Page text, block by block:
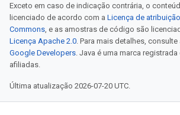
Exceto em caso de indicação contrária, o
licenciado de acordo com a Licença de
Commons, e as amostras de código são
Licença Apache 2.0. Para mais detalhes, consulte
Google Developers. Java é uma marca
afiliadas.
Última atualização 2026-07-20 UTC.